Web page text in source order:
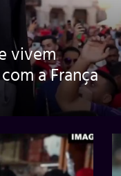
vivem
a França